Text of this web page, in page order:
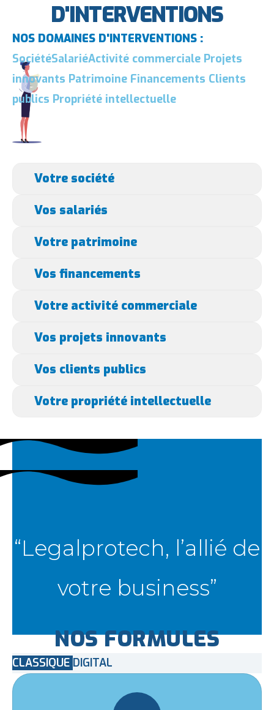
D'INTERVENTIONS
NOS DOMAINES D'INTERVENTIONS :
SociétéSalariéActivité commerciale Projets
innovants Patrimoine Financements Clients
publics Propriété intellectuelle
Votre société
Vos salariés
Votre patrimoine
Vos financements
Votre activité commerciale
Vos projets innovants
Vos clients publics
Votre propriété intellectuelle
“Legalprotech, l’allié de
votre business”
NOS FORMULES
CLASSIQUE DIGITAL